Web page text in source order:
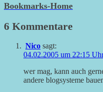
Bookmarks-Home
6 Kommentare
Nico sagt:
04.02.2005 um 22:15
wer mag, kann auch
andere blogsysteme